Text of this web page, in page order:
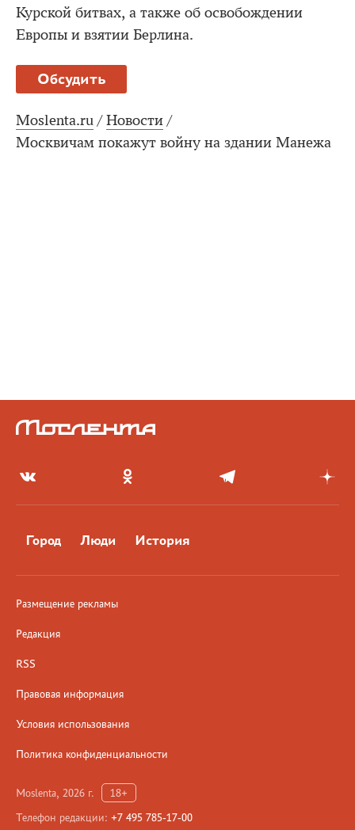
Курской битвах, а также об освобождении
Европы и взятии Берлина.
Обсудить
Moslenta.ru / Новости /
Москвичам покажут войну на здании Манежа
Город Люди История
Размещение рекламы
Редакция
RSS
Правовая информация
Условия использования
Политика конфиденциальности
Moslenta, 2026 г.
18+
Телефон редакции: +7 495 785-17-00